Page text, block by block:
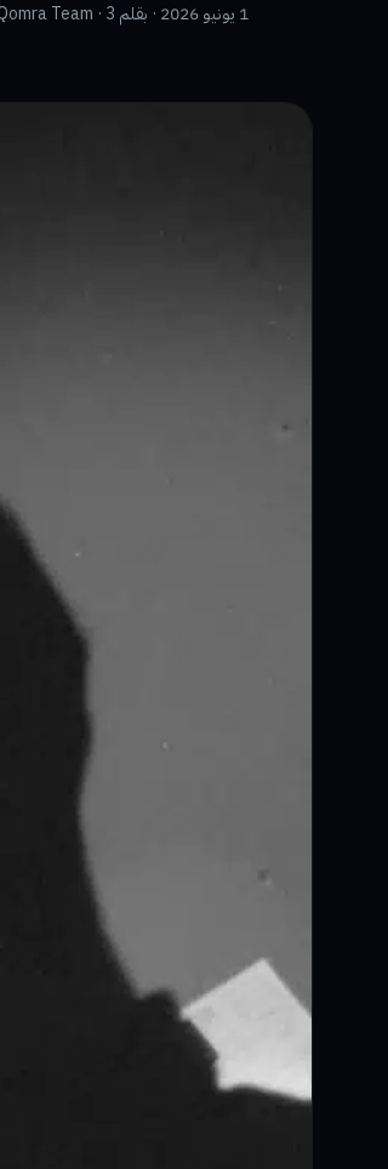
1 يونيو 2026 · بقلم Qomra Team · 3 دقائق للقراءة